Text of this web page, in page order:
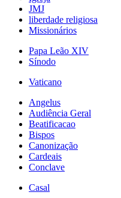
JMJ
liberdade religiosa
Missionários
Papa Leão XIV
Sínodo
Vaticano
Angelus
Audiência Geral
Beatificacao
Bispos
Canonização
Cardeais
Conclave
Casal